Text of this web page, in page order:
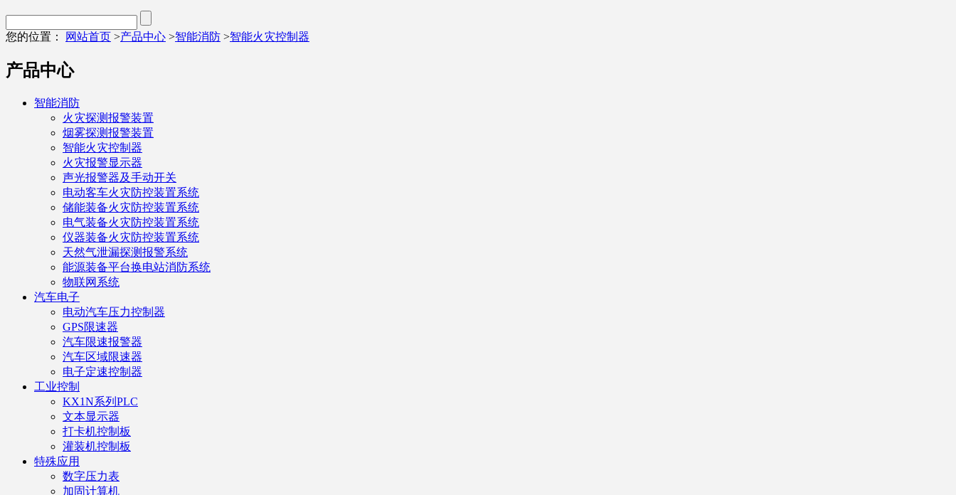
您的位置： 网站首页 >产品中心 >智能消防 >智能火灾控制器
产品中心
智能消防
火灾探测报警装置
烟雾探测报警装置
智能火灾控制器
火灾报警显示器
声光报警器及手动开关
电动客车火灾防控装置系统
储能装备火灾防控装置系统
电气装备火灾防控装置系统
仪器装备火灾防控装置系统
天然气泄漏探测报警系统
能源装备平台换电站消防系统
物联网系统
汽车电子
电动汽车压力控制器
GPS限速器
汽车限速报警器
汽车区域限速器
电子定速控制器
工业控制
KX1N系列PLC
文本显示器
打卡机控制板
灌装机控制板
特殊应用
数字压力表
加固计算机